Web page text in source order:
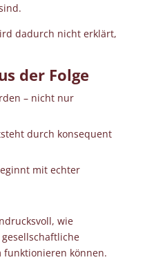
dadurch nicht erklärt,
der Folge
– nicht nur
durch konsequent
mit echter
wie
funktionieren können.